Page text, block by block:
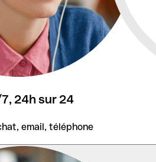
24h sur 24
email, téléphone